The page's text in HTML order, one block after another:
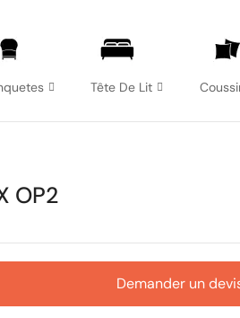
Tête De Lit
OP2
Demander un